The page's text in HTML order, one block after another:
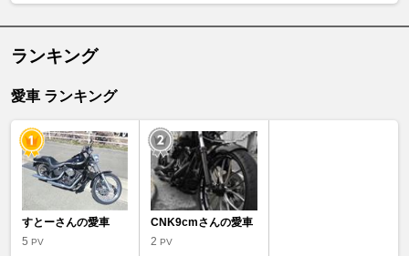
ランキング
愛車 ランキング
すとーさんの愛車
5 PV
CNK9cmさんの愛車
2PV